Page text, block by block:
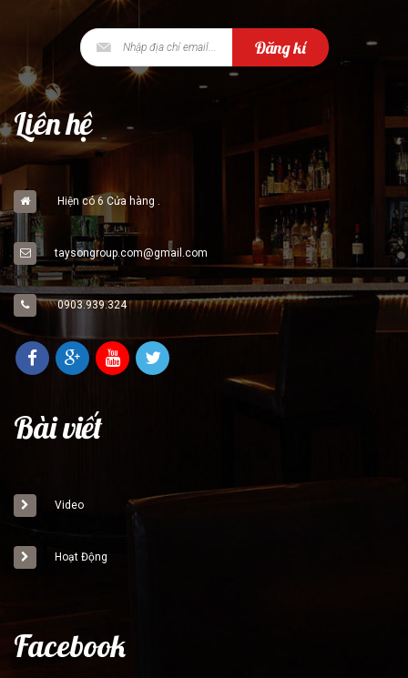
Đăng kí
Liên hệ
Hiện có 6 Cửa hàng .
taysongroup.com@gmail.com
0903.939.324
Bài viết
Video
Hoạt Động
Facebook